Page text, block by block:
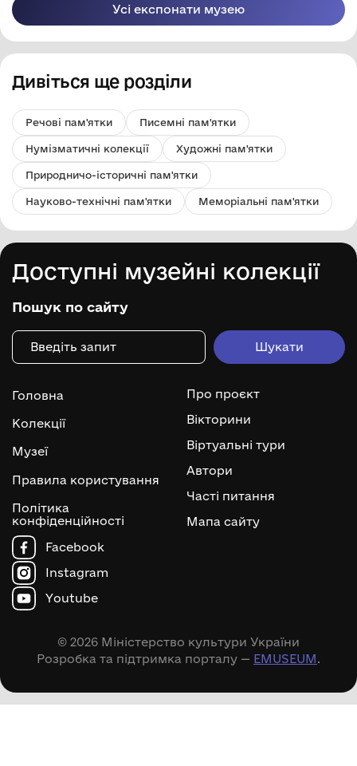
Усі експонати музею
Дивіться ще розділи
Речові пам'ятки Писемні пам'ятки
Нумізматичні колекції Художні пам'ятки
Природничо-історичні пам'ятки
Науково-технічні пам'ятки Меморіальні пам'ятки
Доступні музейні колекції
Пошук по сайту
Головна
Колекції
Музеї
Правила користування
Політика
конфіденційності
Про проєкт
Вікторини
Віртуальні тури
Автори
Часті питання
Мапа сайту
Facebook
Instagram
Youtube
© 2026 Міністерство культури України
Розробка та підтримка порталу — EMUSEUM .